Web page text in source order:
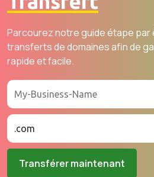
Parcourez notre guide étape par
transferts de domaines afin de
rapide et facile.
Transférer maintenant